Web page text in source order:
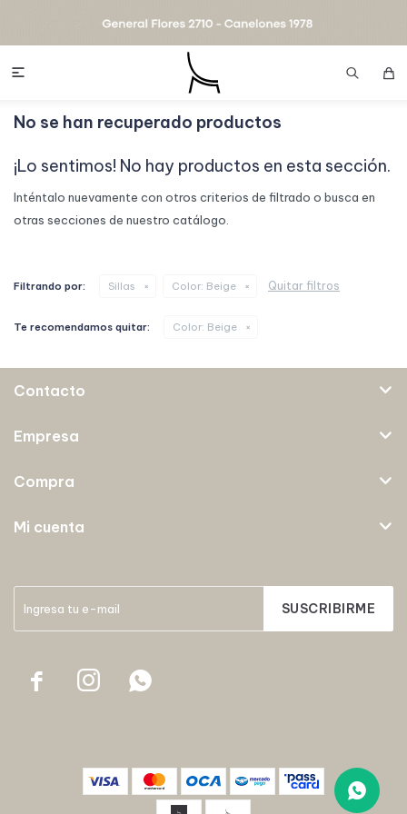

No se han recuperado productos
¡Lo sentimos! No hay productos en esta sección.
Inténtalo nuevamente con otros criterios de filtrado o busca en
otras secciones de nuestro catálogo.
Filtrando por: Sillas Color: Beige Quitar filtros
Te recomendamos quitar: Color: Beige
SUSCRIBIRME
  
Contacto
Empresa
Compra
Mi cuenta